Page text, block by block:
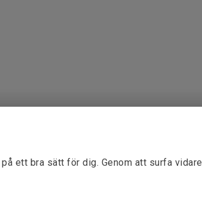
ett bra sätt för dig. Genom att surfa vidare